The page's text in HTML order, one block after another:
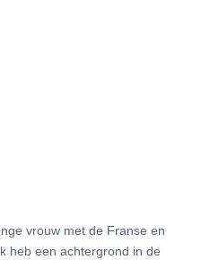
vrouw met de Franse en
heb een achtergrond in de